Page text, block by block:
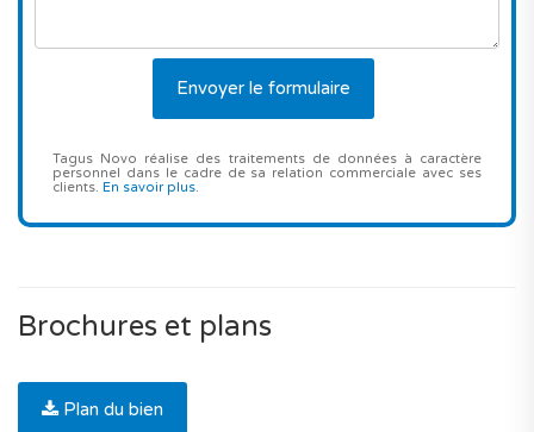
Tagus Novo réalise des traitements de données à caractère
personnel dans le cadre de sa relation commerciale avec ses
clients. En savoir plus.
Brochures et plans
Plan du bien